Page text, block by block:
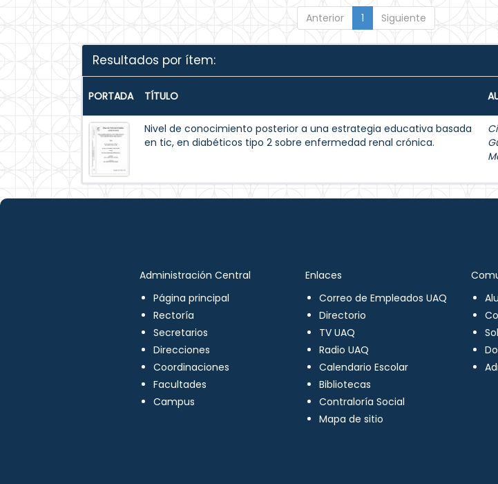
Anterior 1 Siguiente
Resultados por ítem:
PORTADA TÍTULO
Nivel de conocimiento posterior a una estrategia educativa basada
en tic, en diabéticos tipo 2 sobre enfermedad renal crónica.
Administración Central
Página principal
Rectoría
Secretarios
Direcciones
Coordinaciones
Facultades
Campus
Enlaces
Correo de Empleados UAQ
Directorio
TV UAQ
Radio UAQ
Calendario Escolar
Bibliotecas
Contraloría Social
Mapa de sitio